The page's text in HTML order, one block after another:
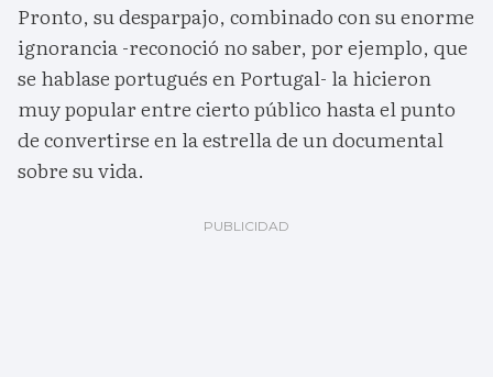
Pronto, su desparpajo, combinado con su enorme
ignorancia -reconoció no saber, por ejemplo, que
se hablase portugués en Portugal- la hicieron
muy popular entre cierto público hasta el punto
de convertirse en la estrella de un documental
sobre su vida.